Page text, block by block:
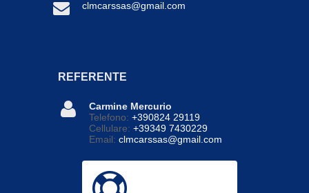
clmcarssas@gmail.com
REFERENTE
Carmine Mercurio
Telefono: +390824 29119
Cellulare: +39349 7430229
Email: clmcarssas@gmail.com